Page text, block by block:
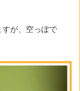
が、空っぽで